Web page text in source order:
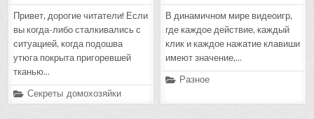
Привет, дорогие читатели! Если
вы когда-либо сталкивались с
ситуацией, когда подошва
утюга покрыта пригоревшей
тканью…
Posted
in
Секреты домохозяйки
В динамичном мире видеоигр,
где каждое действие, каждый
клик и каждое нажатие клавиши
имеют значение,…
Posted
Разное